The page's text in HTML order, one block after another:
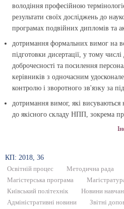
володіння професійною
результати своїх досліджень до
програмах подвійних дипломів та
дотримання формальних вимог на
підготовки дисертації, у тому
доброчесності та посилення
керівників з одночасним
контролю і зворотного зв'язку за
дотримання вимог, які
до якісного складу НПП, зокрема
КП: 2018, 36
Освітній процес
Методична рада
Магістерська програма
Київський політехнік
Новини
Адміністративні новини
Звітні